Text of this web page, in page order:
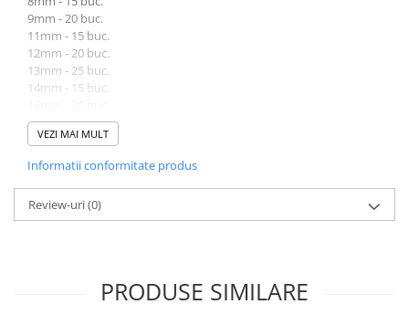
Volvo
VW
Scule pneumatice
Alte Scule Pneumatice
Accesorii Pneumatice
Biax & slefuitor
Pulverizatoare cu aer
9mm - 20 buc.
11mm - 15 buc.
12mm - 20 buc.
13mm - 25 buc.
14mm - 15 buc.
19mm - 25 buc.
20mm - 15 buc.
25mm - 15 buc.
26mm - 15 buc.
28mm - 10 buc.
32mm - 5 buc.
VEZI MAI MULT
Informatii conformitate produs
Review-uri(0)
PRODUSE SIMILARE